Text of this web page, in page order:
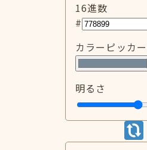
16進数
#
カラーピッカー
明るさ